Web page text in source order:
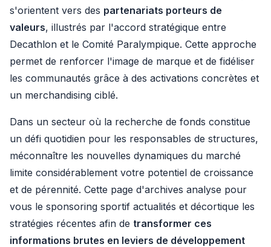
s'orientent vers des partenariats porteurs de
valeurs, illustrés par l'accord stratégique entre
Decathlon et le Comité Paralympique. Cette approche
permet de renforcer l'image de marque et de fidéliser
les communautés grâce à des activations concrètes et
un merchandising ciblé.
Dans un secteur où la recherche de fonds constitue
un défi quotidien pour les responsables de structures,
méconnaître les nouvelles dynamiques du marché
limite considérablement votre potentiel de croissance
et de pérennité. Cette page d'archives analyse pour
vous le sponsoring sportif actualités et décortique les
stratégies récentes afin de transformer ces
informations brutes en leviers de développement